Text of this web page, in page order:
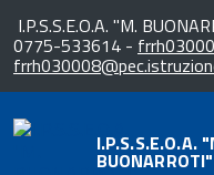
I.P.S.S.E.O.A. "M.
0775-533614 -
I.P.S.S.E.O.A.
BUONARROTI"